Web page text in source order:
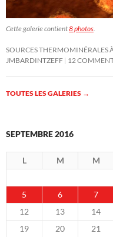
Cette galerie contient8 photos.
SOURCES THERMOMINÉRALES
JMBARDINTZEFF 12
TOUTES LES GALERIES →
SEPTEMBRE 2016
L M M
5
6 7
12
13 14
19
20 21